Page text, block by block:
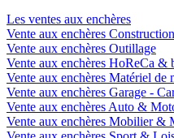
Les ventes aux enchères
Vente aux enchères
Vente aux enchères Outillage
Vente aux enchères HoReCa &
Vente aux enchères Matériel
Vente aux enchères Garage -
Vente aux enchères Auto &
Vente aux enchères Mobilier &